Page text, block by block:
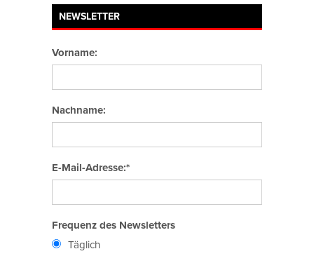
NEWSLETTER
Vorname:
Nachname:
E-Mail-Adresse:*
Frequenz des Newsletters
Täglich